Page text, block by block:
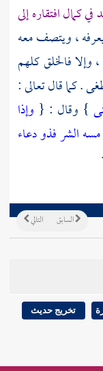
في كمال افتقاره إلى
، ويتصف معه
فالخلق كلهم
. كما قال تعالى :
} وقال : { وإذا
الشر فذو دعاء
التالي السابق
تخريج حديث